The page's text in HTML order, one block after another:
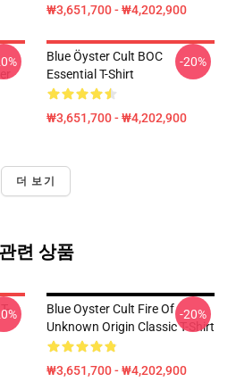
₩3,651,700 - ₩4,202,900
Blue Öyster Cult BOC
Essential T-Shirt
₩3,651,700 - ₩4,202,900
-20%
더 보기
관련 상품
Blue Oyster Cult Fire Of
Unknown Origin Classic T-Shirt
₩3,651,700 - ₩4,202,900
-20%